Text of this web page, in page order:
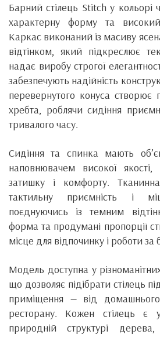
Барний стілець Stitch у кольорі
характерну форму та
Каркас виконаний із масиву
відтінком, який підкреслює
надає виробу строгої
забезпечують надійність
перевернутого конуса створює
хребта, роблячи сидіння
тривалого часу.
Сидіння та спинка мають
наповнювачем високої
затишку і комфорту.
тактильну приємність і
поєднуючись із темним
форма та продумані пропорції
місце для відпочинку і роботи
Модель доступна у
що дозволяє підібрати стілець
приміщення — від
ресторану. Кожен стілець є
природній структурі